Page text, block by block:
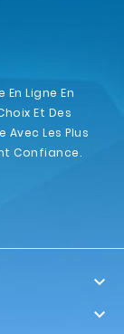
Ligne En
Et Des
Avec Les Plus
Confiance.

